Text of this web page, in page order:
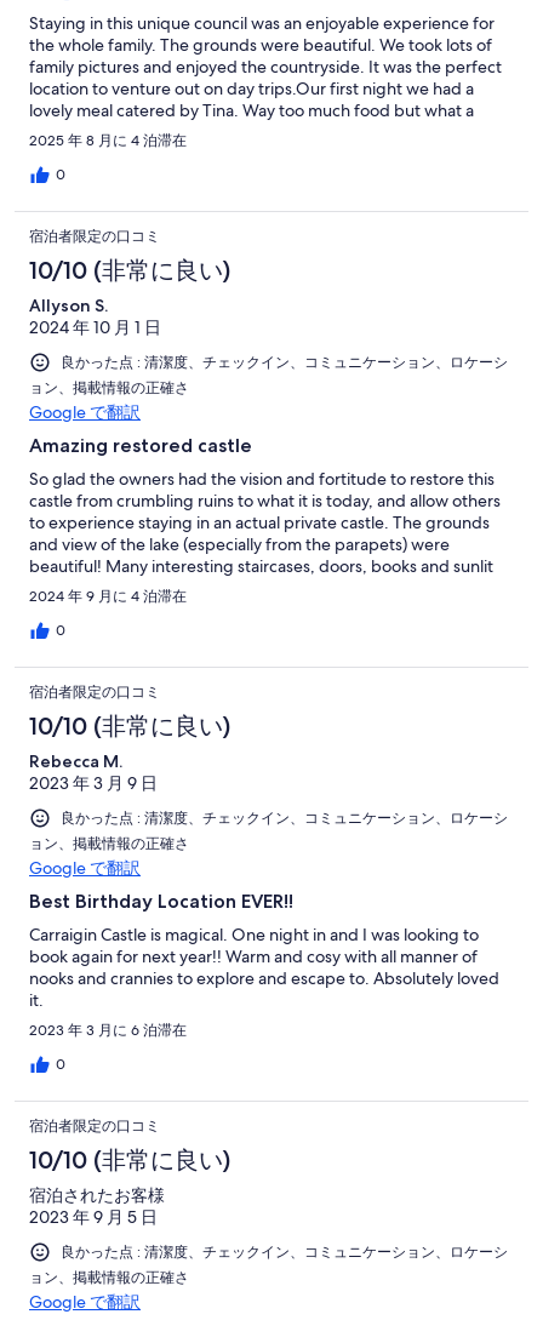
Staying in this unique council was an enjoyable experience for
the whole family. The grounds were beautiful. We took lots of
family pictures and enjoyed the countryside. It was the perfect
location to venture out on day trips.Our first night we had a
lovely meal catered by Tina. Way too much food but what a
wonderful treat! She was able to cater to our mini dietary
restrictions and made lots of homemade scones and jams, etc.
for us.The owner, AnnMarie was very good at promptly
much for a wonderful stay!
2025 年 8 月に 4 泊滞在
0
宿泊者限定の口コミ
10/10 (非常に良い)
Allyson S.
2024 年 10 月 1 日
良かった点 : 清潔度、チェックイン、コミュニケーション、ロケーシ
ョン、掲載情報の正確さ
Google で翻訳
Amazing restored castle
So glad the owners had the vision and fortitude to restore this
castle from crumbling ruins to what it is today, and allow others
to experience staying in an actual private castle. The grounds
and view of the lake (especially from the parapets) were
beautiful! Many interesting staircases, doors, books and sunlit
window seats. The large fireplace and dining table were great
for gathering around. Definitely a memorable stay.
2024 年 9 月に 4 泊滞在
0
宿泊者限定の口コミ
10/10 (非常に良い)
Rebecca M.
2023 年 3 月 9 日
良かった点 : 清潔度、チェックイン、コミュニケーション、ロケーシ
ョン、掲載情報の正確さ
Google で翻訳
Best Birthday Location EVER!!
Carraigin Castle is magical. One night in and I was looking to
book again for next year!! Warm and cosy with all manner of
nooks and crannies to explore and escape to. Absolutely loved
it.
2023 年 3 月に 6 泊滞在
0
宿泊者限定の口コミ
10/10 (非常に良い)
宿泊されたお客様
2023 年 9 月 5 日
良かった点 : 清潔度、チェックイン、コミュニケーション、ロケーシ
ョン、掲載情報の正確さ
Google で翻訳